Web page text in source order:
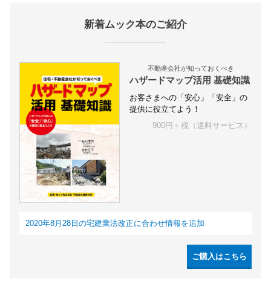
新着ムック本のご紹介
不動産会社が知っておくべき
ハザードマップ活用 基礎知識
お客さまへの「安心」「安全」の
提供に役立てよう！
900円＋税（送料サービス）
2020年8月28日の宅建業法改正に合わせ情報を追加
ご購入はこちら